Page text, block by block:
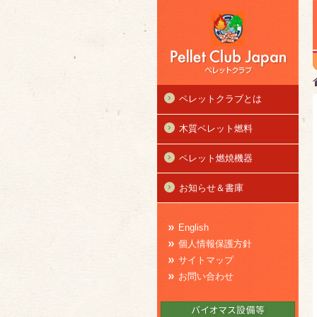
ペレットクラブとは
木質ペレット燃料
ペレット燃焼機器
お知らせ＆書庫
English
個人情報保護方針
サイトマップ
お問い合わせ